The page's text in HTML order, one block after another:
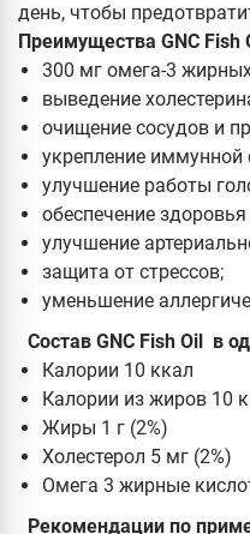
день, чтобы
Преимущества GNC Fish
300 мг омега-3
выведение
очищение сосудов и
укрепление иммунной
улучшение работы
обеспечение здоровья
улучшение
защита от стрессов;
уменьшение
Состав GNC Fish Oil в
Калории 10 ккал
Калории из жиров 10
Жиры 1 г (2%)
Холестерол 5 мг (2%)
Омега 3 жирные
Рекомендации по